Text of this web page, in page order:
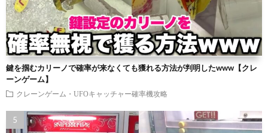
鍵を掴むカリーノで確率が来なくても獲れる方法が判明したwww【クレ
ーンゲーム】
クレーンゲーム・UFOキャッチャー確率機攻略